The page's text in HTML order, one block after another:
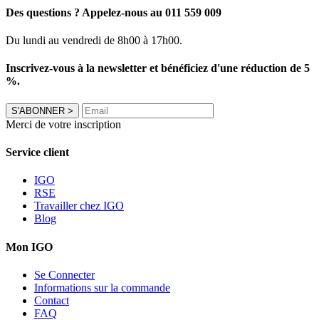
Des questions ? Appelez-nous au 011 559 009
Du lundi au vendredi de 8h00 à 17h00.
Inscrivez-vous à la newsletter et bénéficiez d'une réduction de 5
%.
S'ABONNER >
Merci de votre inscription
Service client
IGO
RSE
Travailler chez IGO
Blog
Mon IGO
Se Connecter
Informations sur la commande
Contact
FAQ